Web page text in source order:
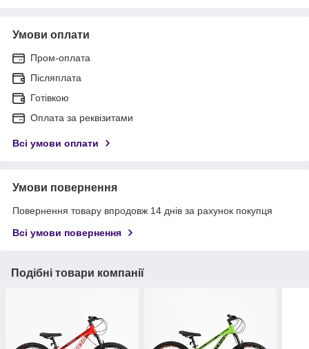
Умови оплати
Пром-оплата
Післяплата
Готівкою
Оплата за реквізитами
Всі умови оплати
Умови повернення
Повернення товару впродовж 14 днів за рахунок покупця
Всі умови повернення
Подібні товари компанії